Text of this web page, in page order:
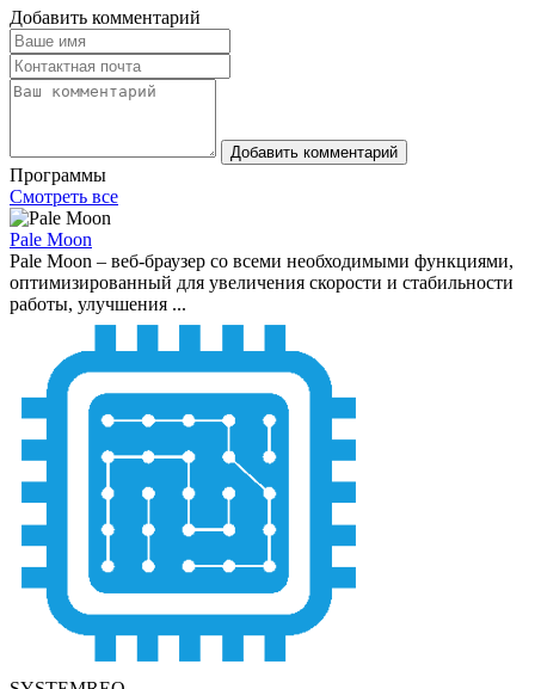
Добавить комментарий
Добавить комментарий
Программы
Смотреть все
Pale Moon
Pale Moon – веб-браузер со всеми необходимыми функциями,
оптимизированный для увеличения скорости и стабильности
работы, улучшения ...